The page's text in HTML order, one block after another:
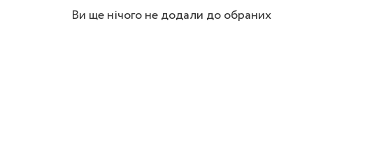
Ви ще нічого не додали до обраних